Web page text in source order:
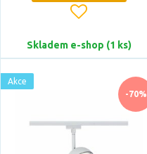
Světelný tok celkový
Skladem e-shop (1 ks)
-70%
Akce